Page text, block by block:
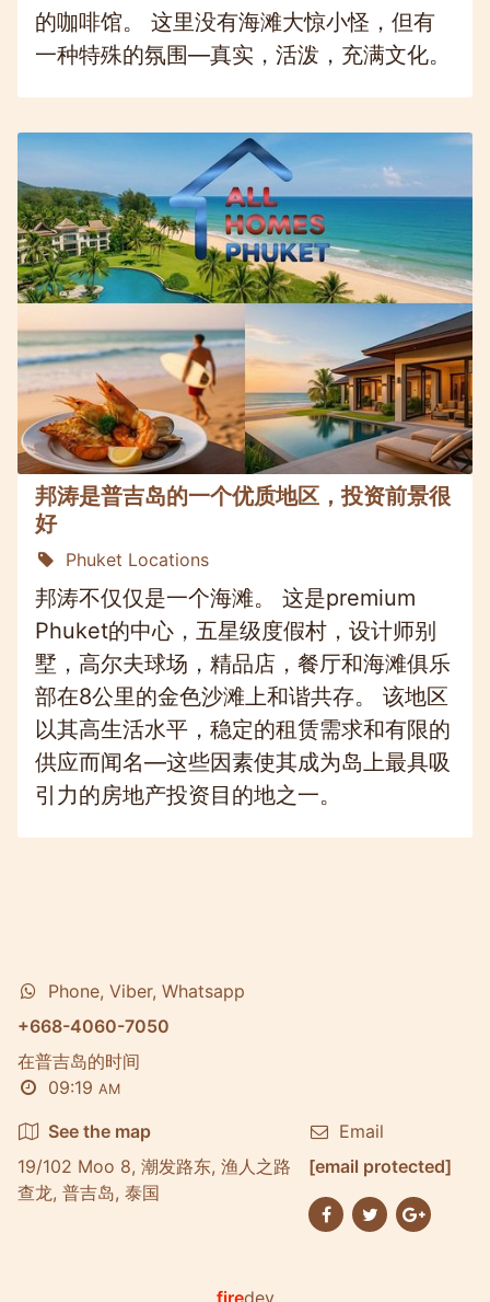
的咖啡馆。 这里没有海滩大惊小怪，但有
一种特殊的氛围—真实，活泼，充满文化。
邦涛是普吉岛的一个优质地区，投资前景很
好
Phuket Locations
邦涛不仅仅是一个海滩。 这是premium
Phuket的中心，五星级度假村，设计师别
墅，高尔夫球场，精品店，餐厅和海滩俱乐
部在8公里的金色沙滩上和谐共存。 该地区
以其高生活水平，稳定的租赁需求和有限的
供应而闻名—这些因素使其成为岛上最具吸
引力的房地产投资目的地之一。
Phone, Viber, Whatsapp
+668-4060-7050
在普吉岛的时间
09:19 AM
See the map
19/102 Moo 8, 潮发路东, 渔人之路
查龙, 普吉岛, 泰国
Email
[email protected]
firedev